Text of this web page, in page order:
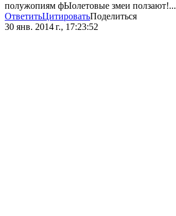
полужопиям фЫолетовые змеи ползают!...
ОтветитьЦитироватьПоделиться
30 янв. 2014 г., 17:23:52